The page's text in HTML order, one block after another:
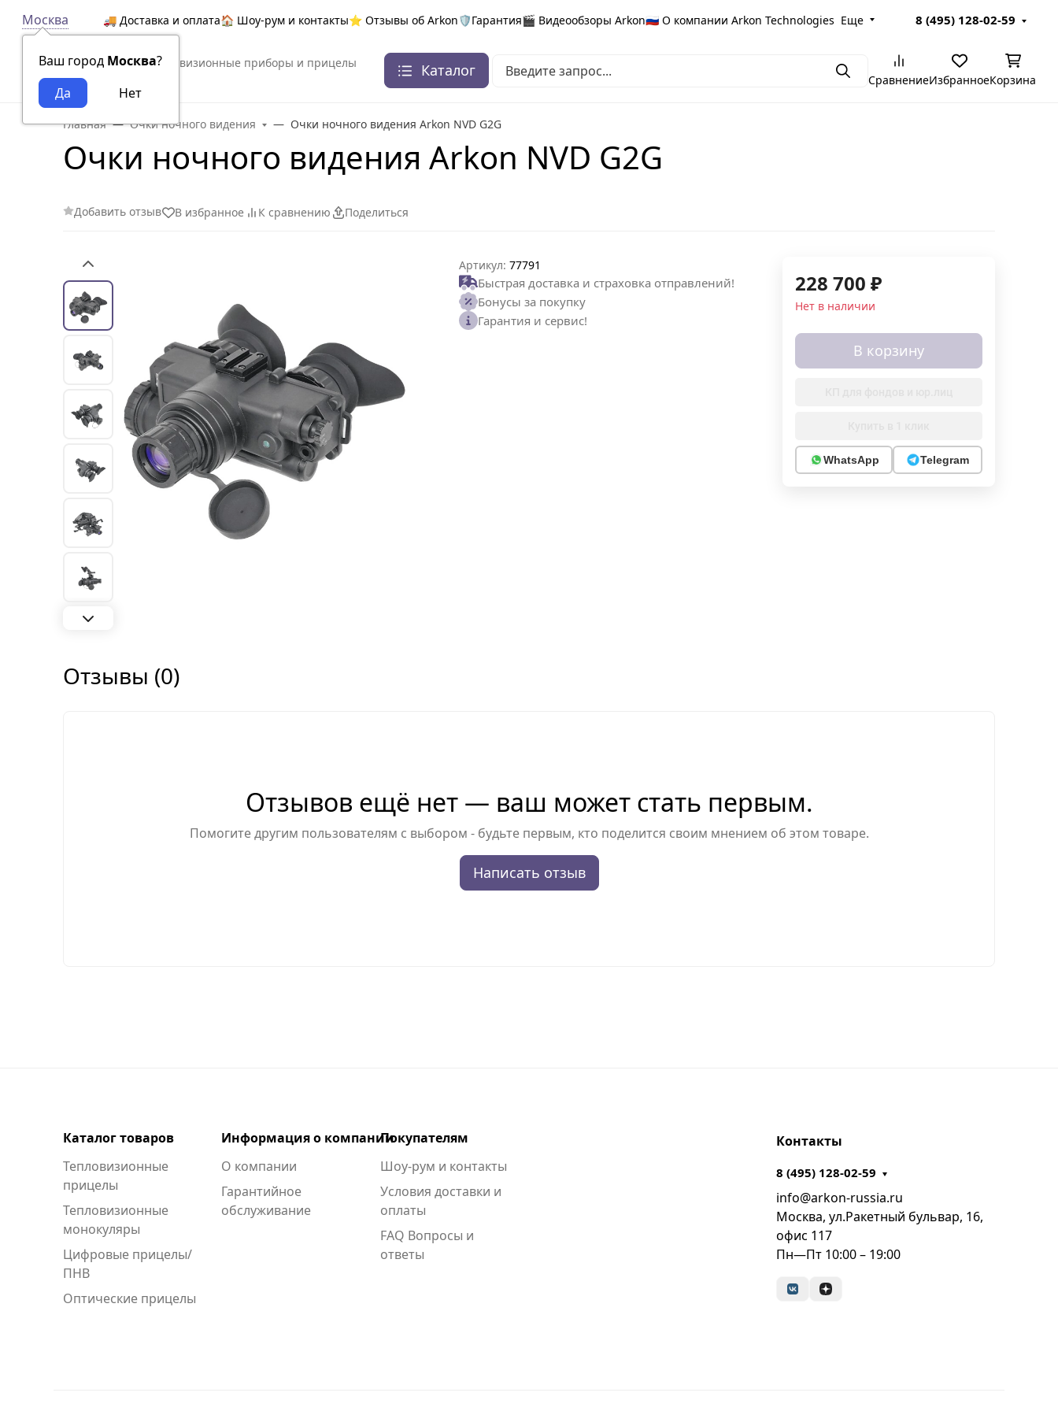
Москва
Ваш город Москва?
🚚 Доставка и оплата🏠 Шоу-рум и контакты⭐ Отзывы об Arkon🛡️Гарантия🎬 Видеообзоры Arkon🇷🇺 О компании Arkon Technologies Еще 8 (495) 128-02-59
Тепловизионные приборы и прицелы
Каталог ПоискСравнениеИзбранноеКорзина
Главная Очки ночного видения Очки ночного видения Arkon NVD G2G
Очки ночного видения Arkon NVD G2G
Добавить отзыв В избранное К сравнению Поделиться
Артикул: 77791
Быстрая доставка и страховка отправлений!
Бонусы за покупку
Гарантия и сервис!
228 700 ₽
Нет в наличии
В корзину
WhatsApp Telegram
Отзывы (0)
Отзывов ещё нет — ваш может стать первым.
Помогите другим пользователям с выбором - будьте первым, кто поделится своим мнением об этом товаре.
Написать отзыв
Каталог товаров
Тепловизионные
прицелы
Тепловизионные
монокуляры
Цифровые прицелы/
ПНВ
Оптические прицелы
Информация о компании
О компании
Гарантийное
обслуживание
Покупателям
Шоу-рум и контакты
Условия доставки и
оплаты
FAQ Вопросы и
ответы
Контакты
8 (495) 128-02-59
info@arkon-russia.ru
Москва, ул.Ракетный бульвар, 16,
офис 117
Пн—Пт 10:00 – 19:00